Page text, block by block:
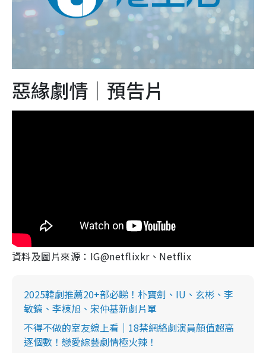
惡緣劇情｜預告片
資料及圖片來源：IG@netflixkr、Netflix
2025韓劇推薦20+部必睇！朴寶劍、IU、玄彬、李
敏鎬、李棟旭、宋仲基新劇片單
不得不做的室友線上看｜18禁網絡劇演員顏值超高
逐個數！戀愛綜藝劇情極火辣！